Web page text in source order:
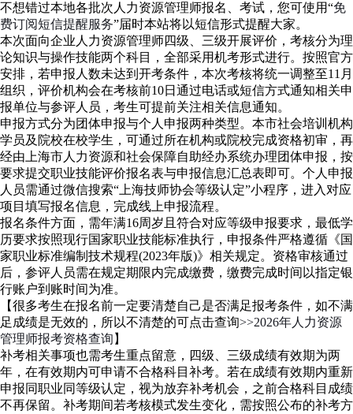
不想错过本地各批次人力资源管理师报名、考试，您可使用“免
费订阅短信提醒服务”届时本站将以短信形式提醒大家。
本次面向企业人力资源管理师四级、三级开展评价，考核分为理
论知识与操作技能两个科目，全部采用机考形式进行。按照官方
安排，若申报人数未达到开考条件，本次考核将统一调整至11月
组织，评价机构会在考核前10日通过电话或短信方式通知相关申
报单位与参评人员，考生可提前关注相关信息通知。
申报方式分为团体申报与个人申报两种类型。本市社会培训机构
学员及院校在校学生，可通过所在机构或院校完成资格初审，再
经由上海市人力资源和社会保障自助经办系统办理团体申报，按
要求提交职业技能评价报名表与申报信息汇总表即可。个人申报
人员需通过微信搜索“上海技师协会等级认定”小程序，进入对应
项目填写报名信息，完成线上申报流程。
报名条件方面，需年满16周岁且符合对应等级申报要求，最低学
历要求按照现行国家职业技能标准执行，申报条件严格遵循《国
家职业标准编制技术规程(2023年版)》相关规定。资格审核通过
后，参评人员需在规定期限内完成缴费，缴费完成时间以指定银
行账户到账时间为准。
【很多考生在报名前一定要清楚自己是否满足报考条件，如不满
足成绩是无效的，所以不清楚的可点击查询>>2026年人力资源
管理师报考资格查询 】
补考相关事项也需考生重点留意，四级、三级成绩有效期为两
年，在有效期内可申请不合格科目补考。若在成绩有效期内重新
申报同职业同等级认定，视为放弃补考机会，之前合格科目成绩
不再保留。补考期间若考核模式发生变化，需按照公布的补考方